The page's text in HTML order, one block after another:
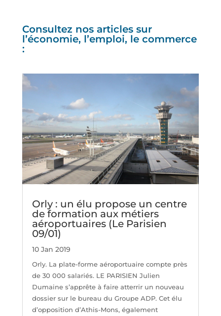
Consultez nos articles sur
l’économie, l’emploi, le commerce
:
Orly : un élu propose un centre
de formation aux métiers
aéroportuaires (Le Parisien
09/01)
10 Jan 2019
Orly. La plate-forme aéroportuaire compte près
de 30 000 salariés. LE PARISIEN Julien
Dumaine s’apprête à faire atterrir un nouveau
dossier sur le bureau du Groupe ADP. Cet élu
d’opposition d’Athis-Mons, également